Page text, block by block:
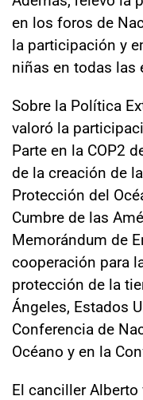
en los foros de
la participación y
niñas en todas las
Sobre la Política
valoró la
Parte en la COP2
de la creación de
Protección del
Cumbre de las
Memorándum de
cooperación para
protección de la
Ángeles, Estados
Conferencia de
Océano y en la
El canciller